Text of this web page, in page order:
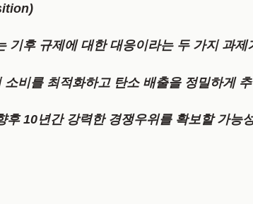
후 규제에 대한 대응이라는 두 가지 과제
비를 최적화하고 탄소 배출을 정밀하게
10년간 강력한 경쟁우위를 확보할 가